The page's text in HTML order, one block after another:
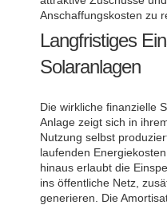
Anschaffungskosten zu
Langfristiges
Solaranlagen
Die wirkliche finanzielle
Anlage zeigt sich in
Nutzung selbst
laufenden
hinaus erlaubt die
ins öffentliche Netz,
generieren. Die